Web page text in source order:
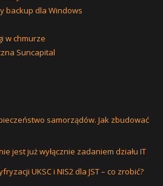
backup dla Windows
w chmurze
Suncapital
samorządów. Jak zbudować
jest już wyłącznie zadaniem działu IT
UKSC i NIS2 dla JST – co zrobić?